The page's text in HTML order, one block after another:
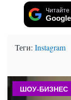
Читайте
Теги: Instagram
ШОУ-БИЗНЕС